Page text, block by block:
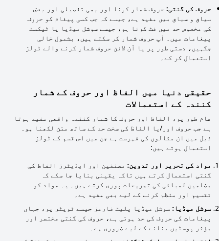
حروف کی گنتی: حروف شمار کرنا اور بھی تفصیلی اور بعض
سیاق و سباق میں مفید ہے، جیسے کہ جب کسی پیغام کو حروف
کی مخصوص حد میں فٹ کرنا ہو، جیسے سوشل میڈیا یا ٹیکسٹ
پیغامات میں۔ آپ حروف شمار کر سکتے ہیں، بشمول خالی
جگہیں، دستی طور پر یا آن لائن حروف شمار کرنے والے ٹولز
استعمال کر کے۔
حقیقی دنیا میں الفاظ اور حروف کے شمار
کنندہ کے استعمالات
عام طور پر، الفاظ اور حروف کا شمار کنندہ واقعی مفید ہوتا
ہے جب حروف اور/یا الفاظ کی سخت حد کے ساتھ متن لکھنا ہو۔
ذیل میں ان مثالوں کی فہرست ہے جن میں اس قسم کے ٹولز
استعمال ہوتے ہیں:
مواد کی تحریر اور تدوین: مصنفین اور ایڈیٹرز الفاظ کی
گنتی استعمال کرتے ہیں تاکہ یقینی بنایا جا سکے کہ
مضامین لمبائی کی تصریحات پوری کرتے ہیں۔ یہ مواد کو
تقسیم اور منظم کرنے کے لیے بھی مفید ہے۔
سوشل میڈیا: سوشل میڈیا پلیٹ فارمز جیسے ٹویٹر پر، جہاں
پیغامات کی حروف کی حد ہوتی ہے، حروف کی گنتی مختصر اور
مؤثر پوسٹیں بنانے کے لیے ضروری ہے۔